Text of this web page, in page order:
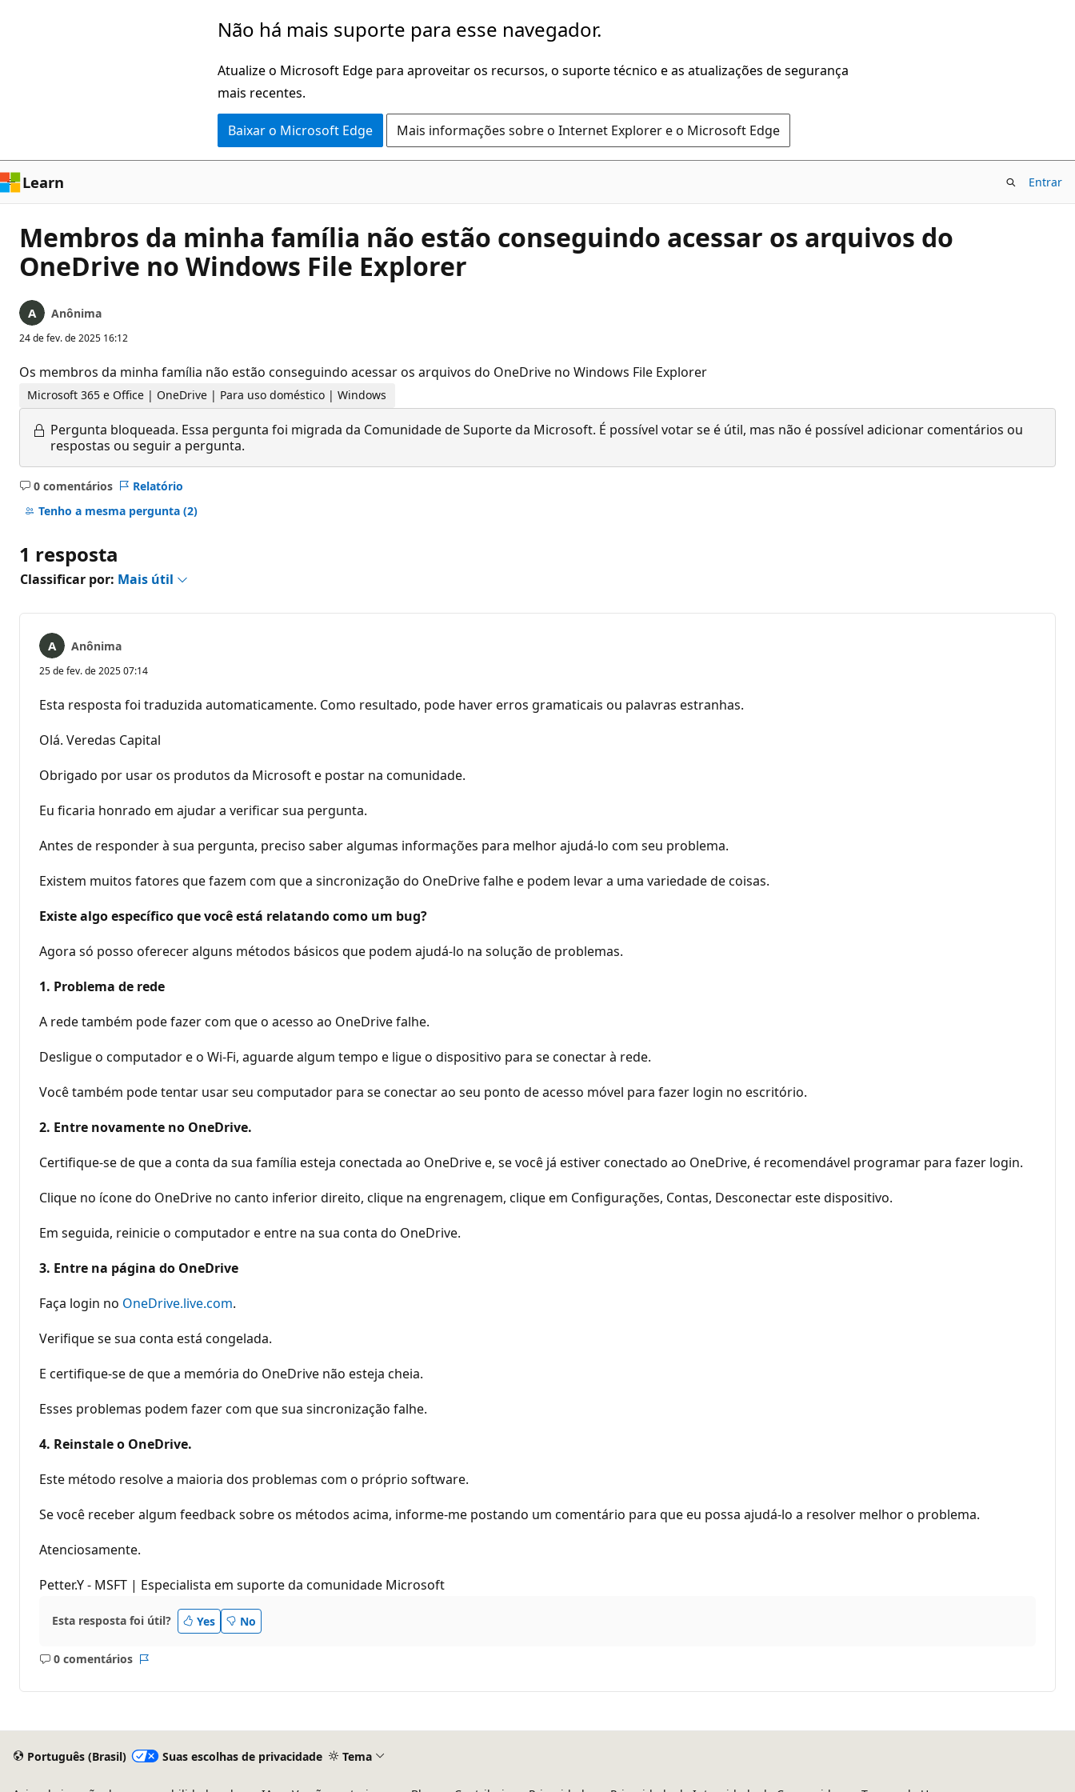
Não há mais suporte para esse navegador.
Atualize o Microsoft Edge para aproveitar os recursos, o suporte técnico e as atualizações de segurança
mais recentes.
Baixar o Microsoft Edge Mais informações sobre o Internet Explorer e o Microsoft Edge
Learn Entrar
Membros da minha família não estão conseguindo acessar os arquivos do
OneDrive no Windows File Explorer
Anônima
24 de fev. de 2025 16:12
Os membros da minha família não estão conseguindo acessar os arquivos do OneDrive no Windows File Explorer
Microsoft 365 e Office | OneDrive | Para uso doméstico | Windows
Pergunta bloqueada. Essa pergunta foi migrada da Comunidade de Suporte da Microsoft. É possível votar se é útil, mas não é possível adicionar comentários ou
respostas ou seguir a pergunta.
0 comentários
Sem
comentários
Relatório
Tenho a mesma pergunta (2)
1 resposta
Classificar por: Mais útil
Anônima
25 de fev. de 2025 07:14
Esta resposta foi traduzida automaticamente. Como resultado, pode haver erros gramaticais ou palavras estranhas.
Olá. Veredas Capital
Obrigado por usar os produtos da Microsoft e postar na comunidade.
Eu ficaria honrado em ajudar a verificar sua pergunta.
Antes de responder à sua pergunta, preciso saber algumas informações para melhor ajudá-lo com seu problema.
Existem muitos fatores que fazem com que a sincronização do OneDrive falhe e podem levar a uma variedade de coisas.
Existe algo específico que você está relatando como um bug?
Agora só posso oferecer alguns métodos básicos que podem ajudá-lo na solução de problemas.
1. Problema de rede
A rede também pode fazer com que o acesso ao OneDrive falhe.
Desligue o computador e o Wi-Fi, aguarde algum tempo e ligue o dispositivo para se conectar à rede.
Você também pode tentar usar seu computador para se conectar ao seu ponto de acesso móvel para fazer login no escritório.
2. Entre novamente no OneDrive.
Certifique-se de que a conta da sua família esteja conectada ao OneDrive e, se você já estiver conectado ao OneDrive, é recomendável programar para fazer login.
Clique no ícone do OneDrive no canto inferior direito, clique na engrenagem, clique em Configurações, Contas, Desconectar este dispositivo.
Em seguida, reinicie o computador e entre na sua conta do OneDrive.
3. Entre na página do OneDrive
Faça login no OneDrive.live.com.
Verifique se sua conta está congelada.
E certifique-se de que a memória do OneDrive não esteja cheia.
Esses problemas podem fazer com que sua sincronização falhe.
4. Reinstale o OneDrive.
Este método resolve a maioria dos problemas com o próprio software.
Se você receber algum feedback sobre os métodos acima, informe-me postando um comentário para que eu possa ajudá-lo a resolver melhor o problema.
Atenciosamente.
Petter.Y - MSFT | Especialista em suporte da comunidade Microsoft
Esta resposta foi útil? Yes No
0 comentários
Sem
Português (Brasil) Suas escolhas de privacidade Tema